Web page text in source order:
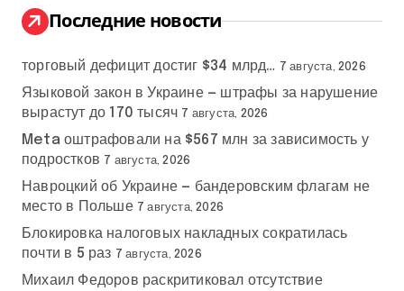
:
Последние новости
торговый дефицит достиг $34 млрд… 7 августа, 2026
Языковой закон в Украине — штрафы за нарушение
вырастут до 170 тысяч 7 августа, 2026
Meta оштрафовали на $567 млн за зависимость у
подростков 7 августа, 2026
Навроцкий об Украине — бандеровским флагам не
место в Польше 7 августа, 2026
Блокировка налоговых накладных сократилась
почти в 5 раз 7 августа, 2026
Михаил Федоров раскритиковал отсутствие